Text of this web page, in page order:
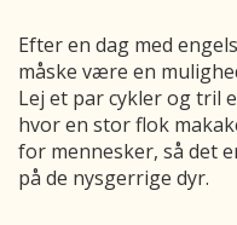
Efter en dag med
måske være en
Lej et par cykler og tril
hvor en stor flok
for mennesker, så det
på de nysgerrige dyr.